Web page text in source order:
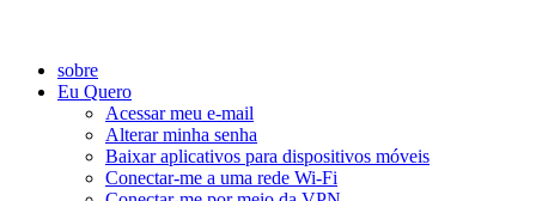
sobre
Eu Quero
Acessar meu e-mail
Alterar minha senha
Baixar aplicativos para dispositivos móveis
Conectar-me a uma rede Wi-Fi